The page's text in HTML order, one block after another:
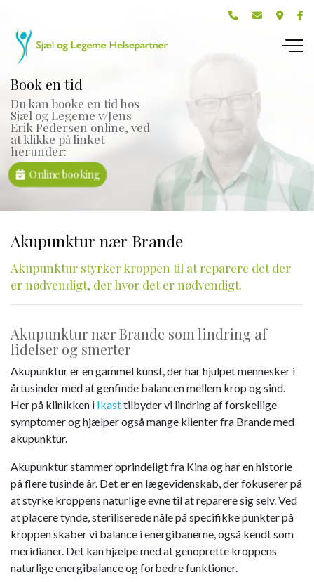
hovedindhold
Book en tid
Du kan booke en tid hos
Sjæl og Legeme v/Jens
Erik Pedersen online, ved
at klikke på linket
herunder:
Online booking
Book en tid
Du kan booke en tid hos
Sjæl og Legeme v/Jens
Erik Pedersen online, ved
at klikke på linket
herunder:
Online booking
Akupunktur nær Brande
Akupunktur styrker kroppen til at reparere det der
er nødvendigt, der hvor det er nødvendigt.
Akupunktur nær Brande som lindring af
lidelser og smerter
Akupunktur er en gammel kunst, der har hjulpet mennesker i
årtusinder med at genfinde balancen mellem krop og sind.
Her på klinikken i Ikasttilbyder vi lindring af forskellige
symptomer og hjælper også mange klienter fra Brande med
akupunktur.
Akupunktur stammer oprindeligt fra Kina og har en historie
på flere tusinde år. Det er en lægevidenskab, der fokuserer på
at styrke kroppens naturlige evne til at reparere sig selv. Ved
at placere tynde, steriliserede nåle på specifikke punkter på
kroppen skaber vi balance i energibanerne, også kendt som
meridianer. Det kan hjælpe med at genoprette kroppens
naturlige energibalance og forbedre funktioner.